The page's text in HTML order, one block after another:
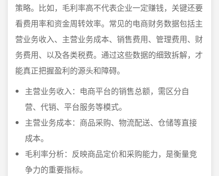
策略。比如，毛利率高不代表企业一定赚钱，关键还要
看费用率和资金周转效率。常见的电商财务数据包括主
营业务收入、主营业务成本、销售费用、管理费用、财
务费用、以及各类税费。通过这些数据的细致拆解，才
能真正把握盈利的源头和障碍。
主营业务收入：电商平台的销售总额，需区分自
营、代销、平台服务等模式。
主营业务成本：商品采购、物流配送、仓储等直接
成本。
毛利率分析：反映商品定价和采购能力，是衡量竞
争力的重要指标。